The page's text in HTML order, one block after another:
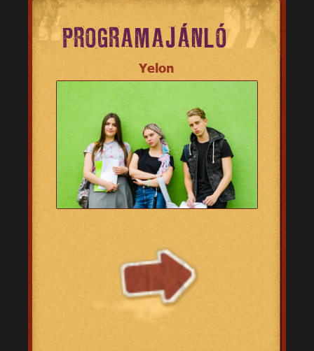
PROGRAMAJÁNLÓ
Yelon